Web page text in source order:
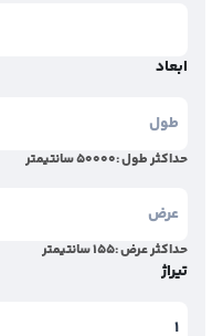
ابعاد
حداکثر طول :50000سانتیمتر
حداکثر عرض :155سانتیمتر
تیراژ